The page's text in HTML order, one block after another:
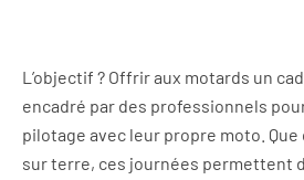
L’objectif ? Offrir aux motards un
encadré par des professionnels
pilotage avec leur propre moto.
sur terre, ces journées permettent